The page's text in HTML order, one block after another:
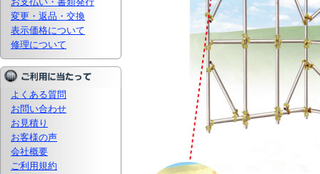
変更・返品・交換
表示価格について
修理について
よくある質問
お問い合わせ
お見積り
お客様の声
会社概要
ご利用規約